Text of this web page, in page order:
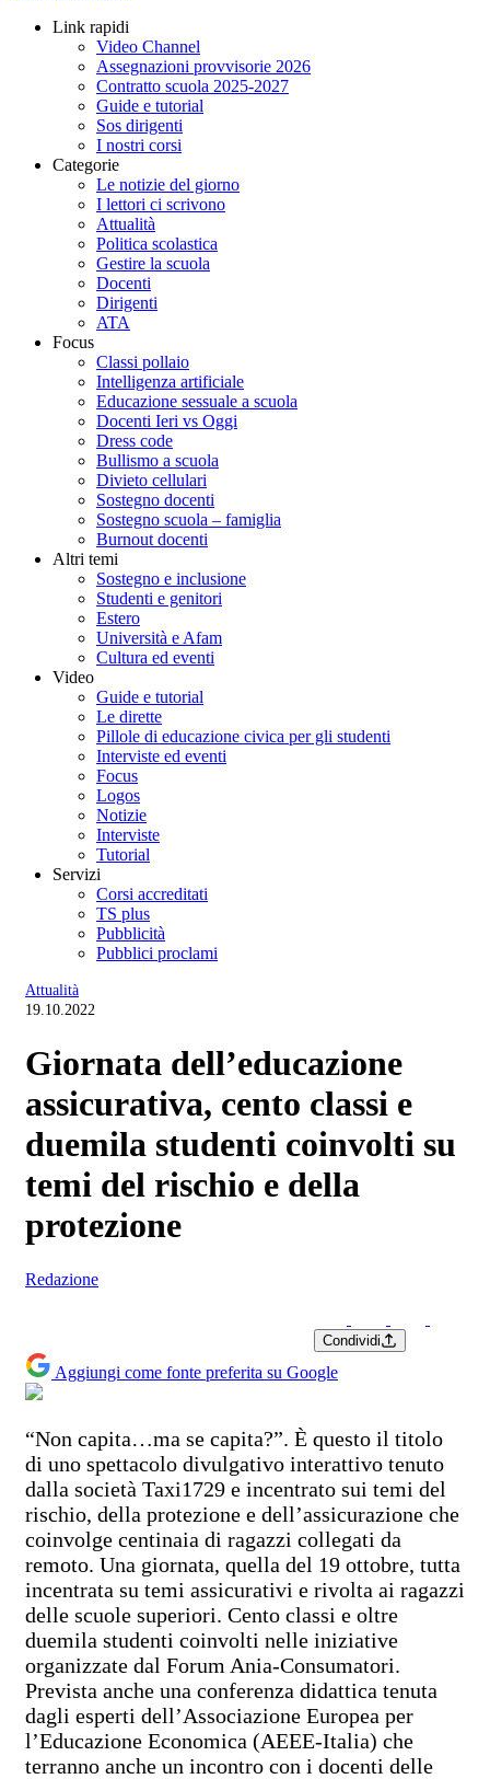
Link rapidi
Video Channel
Assegnazioni provvisorie 2026
Contratto scuola 2025-2027
Guide e tutorial
Sos dirigenti
I nostri corsi
Categorie
Le notizie del giorno
I lettori ci scrivono
Attualità
Politica scolastica
Gestire la scuola
Docenti
Dirigenti
ATA
Focus
Classi pollaio
Intelligenza artificiale
Educazione sessuale a scuola
Docenti Ieri vs Oggi
Dress code
Bullismo a scuola
Divieto cellulari
Sostegno docenti
Sostegno scuola – famiglia
Burnout docenti
Altri temi
Sostegno e inclusione
Studenti e genitori
Estero
Università e Afam
Cultura ed eventi
Video
Guide e tutorial
Le dirette
Pillole di educazione civica per gli studenti
Interviste ed eventi
Focus
Logos
Notizie
Interviste
Tutorial
Servizi
Corsi accreditati
TS plus
Pubblicità
Pubblici proclami
Attualità
19.10.2022
Giornata dell’educazione
assicurativa, cento classi e
duemila studenti coinvolti su
temi del rischio e della
protezione
Redazione
Condividi
Aggiungi come fonte preferita su Google
“Non capita…ma se capita?”. È questo il titolo
di uno spettacolo divulgativo interattivo tenuto
dalla società Taxi1729 e incentrato sui temi del
rischio, della protezione e dell’assicurazione che
coinvolge centinaia di ragazzi collegati da
remoto. Una giornata, quella del 19 ottobre, tutta
incentrata su temi assicurativi e rivolta ai ragazzi
delle scuole superiori. Cento classi e oltre
duemila studenti coinvolti nelle iniziative
organizzate dal Forum Ania-Consumatori.
Prevista anche una conferenza didattica tenuta
dagli esperti dell’Associazione Europea per
l’Educazione Economica (AEEE-Italia) che
terranno anche un incontro con i docenti delle